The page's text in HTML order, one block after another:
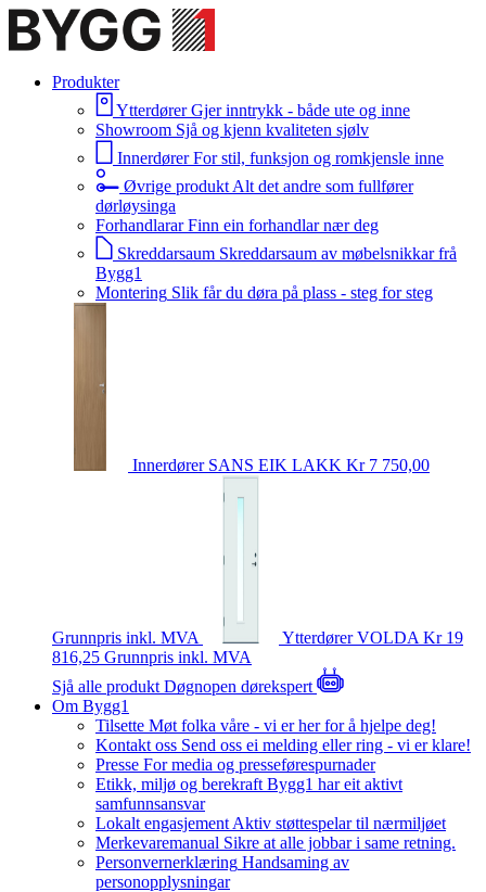
Produkter
Ytterdører Gjer inntrykk - både ute og inne
Showroom Sjå og kjenn kvaliteten sjølv
Innerdører For stil, funksjon og romkjensle inne
Øvrige produkt Alt det andre som fullfører
dørløysinga
Forhandlarar Finn ein forhandlar nær deg
Skreddarsaum Skreddarsaum av møbelsnikkar frå
Bygg1
Montering Slik får du døra på plass - steg for steg
Innerdører SANS EIK LAKK Kr 7 750,00
Grunnpris inkl. MVA YtterdørerVOLDA Kr 19
816,25 Grunnpris inkl. MVA
Sjå alle produkt Døgnopen dørekspert
Om Bygg1
Tilsette Møt folka våre - vi er her for å hjelpe deg!
Kontakt oss Send oss ei melding eller ring - vi er klare!
Presse For media og presseførespurnader
Etikk, miljø og berekraft Bygg1 har eit aktivt
samfunnsansvar
Lokalt engasjement Aktiv støttespelar til nærmiljøet
Merkevaremanual Sikre at alle jobbar i same retning.
Personvernerklæring Handsaming av
personopplysningar